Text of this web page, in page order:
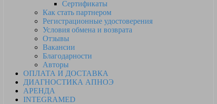
Сертификаты
Как стать партнером
Регистрационные удостоверения
Условия обмена и возврата
Отзывы
Вакансии
Благодарности
Авторы
ОПЛАТА И ДОСТАВКА
ДИАГНОСТИКА АПНОЭ
АРЕНДА
INTEGRAMED